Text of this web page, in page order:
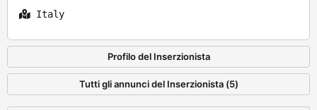
Italy
Profilo del Inserzionista
Tutti gli annunci del Inserzionista (5)